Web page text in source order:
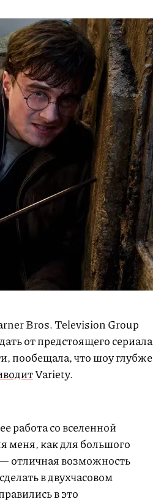
Bros. Television Group
от предстоящего сериала
пообещала, что шоу глубже
Variety.
работа со вселенной
меня, как для большого
отличная возможность
в двухчасовом
в это